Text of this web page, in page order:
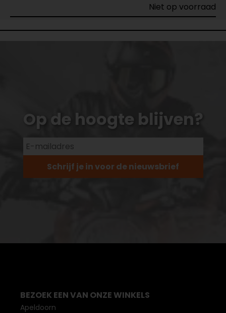
Niet op voorraad
Op de hoogte blijven?
Schrijf je in voor de nieuwsbrief
BEZOEK EEN VAN ONZE WINKELS
Apeldoorn